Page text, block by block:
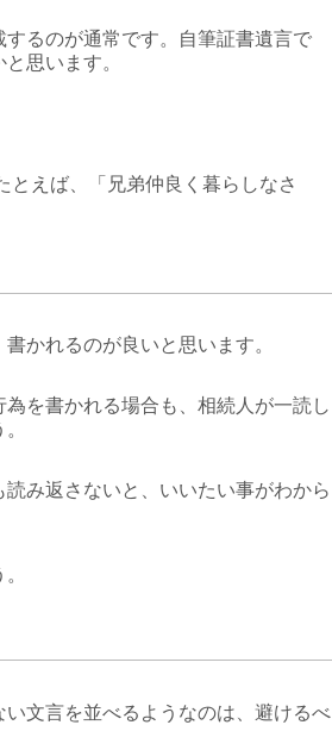
るのが通常です。自筆証書遺言で
思います。
えば、「兄弟仲良く暮らしなさ
かれるのが良いと思います。
を書かれる場合も、相続人が一読し
み返さないと、いいたい事がわから
文言を並べるようなのは、避けるべ